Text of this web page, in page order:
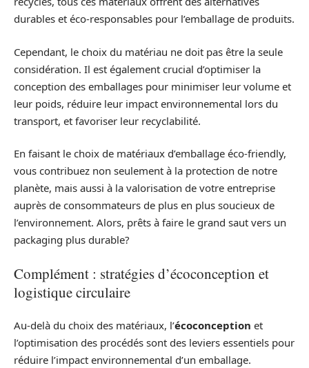
durables et éco-responsables pour l’emballage de produits.
Cependant, le choix du matériau ne doit pas être la seule
considération. Il est également crucial d’optimiser la
conception des emballages pour minimiser leur volume et
leur poids, réduire leur impact environnemental lors du
transport, et favoriser leur recyclabilité.
En faisant le choix de matériaux d’emballage éco-friendly,
vous contribuez non seulement à la protection de notre
planète, mais aussi à la valorisation de votre entreprise
auprès de consommateurs de plus en plus soucieux de
l’environnement. Alors, prêts à faire le grand saut vers un
packaging plus durable?
Complément : stratégies d’écoconception et
logistique circulaire
Au-delà du choix des matériaux, l’écoconception et
l’optimisation des procédés sont des leviers essentiels pour
réduire l’impact environnemental d’un emballage.